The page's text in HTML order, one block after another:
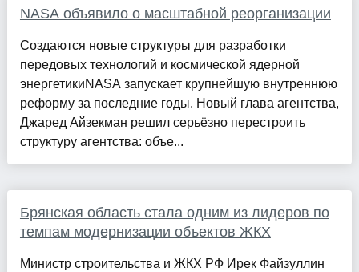
NASA объявило о масштабной реорганизации
Создаются новые структуры для разработки
передовых технологий и космической ядерной
энергетикиNASA запускает крупнейшую внутреннюю
реформу за последние годы. Новый глава агентства,
Джаред Айзекман решил серьёзно перестроить
структуру агентства: объе...
Брянская область стала одним из лидеров по
темпам модернизации объектов ЖКХ
Министр строительства и ЖКХ РФ Ирек Файзуллин